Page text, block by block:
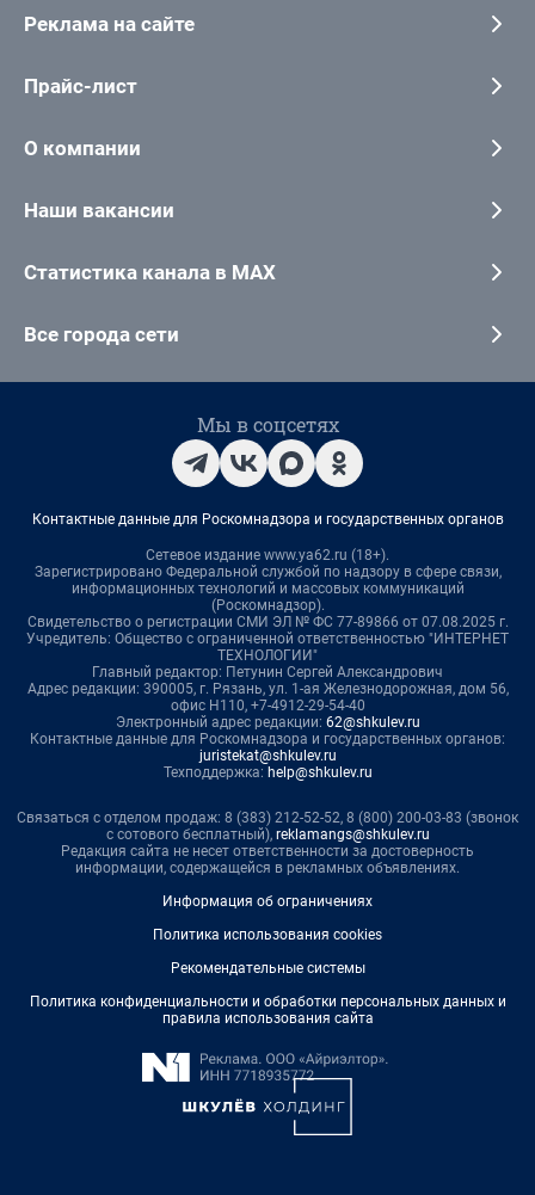
Реклама на сайте
Прайс-лист
О компании
Наши вакансии
Статистика канала в MAX
Все города сети
Мы в соцсетях
Контактные данные для Роскомнадзора и государственных органов
Сетевое издание www.ya62.ru (18+).
Зарегистрировано Федеральной службой по надзору в сфере связи,
информационных технологий и массовых коммуникаций
(Роскомнадзор).
Свидетельство о регистрации СМИ ЭЛ № ФС 77-89866 от 07.08.2025 г.
Учредитель: Общество с ограниченной ответственностью "ИНТЕРНЕТ
ТЕХНОЛОГИИ"
Главный редактор: Петунин Сергей Александрович
Адрес редакции: 390005, г. Рязань, ул. 1-ая Железнодорожная, дом 56,
офис Н110, +7-4912-29-54-40
Электронный адрес редакции: 62@shkulev.ru
Контактные данные для Роскомнадзора и государственных органов:
juristekat@shkulev.ru
Техподдержка: help@shkulev.ru
Связаться с отделом продаж: 8 (383) 212-52-52, 8 (800) 200-03-83 (звонок
с сотового бесплатный), reklamangs@shkulev.ru
Редакция сайта не несет ответственности за достоверность
информации, содержащейся в рекламных объявлениях.
Информация об ограничениях
Политика использования cookies
Рекомендательные системы
Политика конфиденциальности и обработки персональных данных и
правила использования сайта